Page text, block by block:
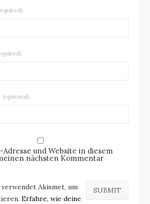
(optional)
Adresse und Website in diesem
nächsten Kommentar
Akismet, um
Erfahre, wie deine